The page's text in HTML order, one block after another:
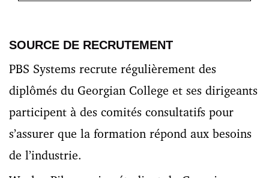
SOURCE DE RECRUTEMENT
PBS Systems recrute régulièrement des
diplômés du Georgian College et ses dirigeants
participent à des comités consultatifs pour
s’assurer que la formation répond aux besoins
de l’industrie.